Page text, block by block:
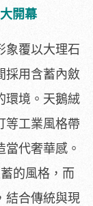
開幕
象覆以大理石
採用含蓄內斂
環境。天鵝絨
等工業風格帶
代奢華感。
的風格，而
結合傳統與現